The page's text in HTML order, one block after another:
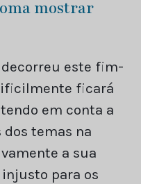
mostrar
este fim-
ficará
em conta a
temas na
a sua
para os